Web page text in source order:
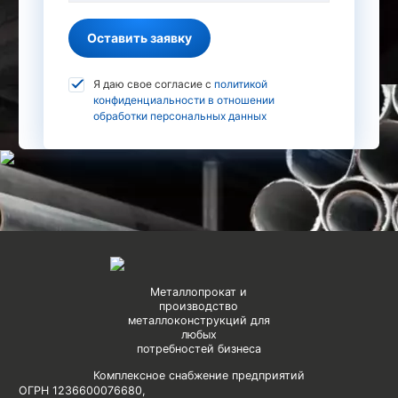
Оставить заявку
Я даю свое согласие с политикой
конфиденциальности в отношении
обработки персональных данных
Металлопрокат и
производство
металлоконструкций для
любых
потребностей бизнеса
Комплексное снабжение предприятий
ОГРН 1236600076680,